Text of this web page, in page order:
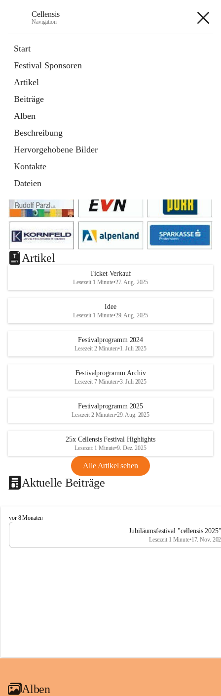
Cellensis
Navigation
Start
Festival Sponsoren
Artikel
Beiträge
Alben
Beschreibung
Hervorgehobene Bilder
Kontakte
Dateien
Festival Sponsoren
Artikel
Ticket-Verkauf
Lesezeit 1 Minute•27. Aug. 2025
Idee
Lesezeit 1 Minute•29. Aug. 2025
Festivalprogramm 2024
Lesezeit 2 Minuten•1. Juli 2025
Festivalprogramm Archiv
Lesezeit 7 Minuten•3. Juli 2025
Festivalprogramm 2025
Lesezeit 2 Minuten•29. Aug. 2025
25x Cellensis Festival Highlights
Lesezeit 1 Minute•9. Dez. 2025
Alle Artikel sehen
Aktuelle Beiträge
C
e
l
vor 8 Monaten
Jubiläumsfestival "cellensis
Lesezeit 1 Minute•17. Nov.
Alben